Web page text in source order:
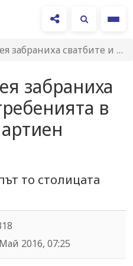
сватбите и погребенията в дните преди…
забраниха
в
то столицата
2016, 07:25